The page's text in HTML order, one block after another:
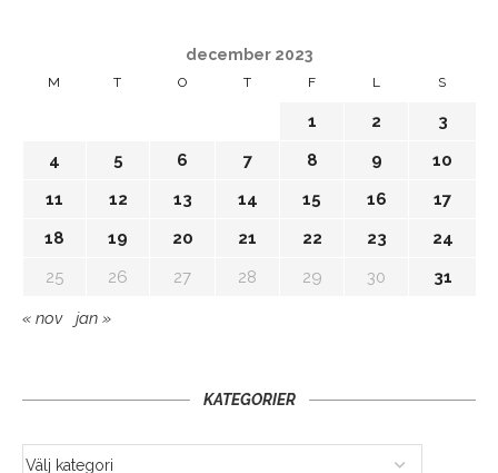
december 2023
M T O T F L S
1 2
3
4
5 6 7 8 9
10
11
12 13 14 15 16
17
18
19 20 21 22 23
24
25
26 27 28 29 30 31
« nov jan »
KATEGORIER